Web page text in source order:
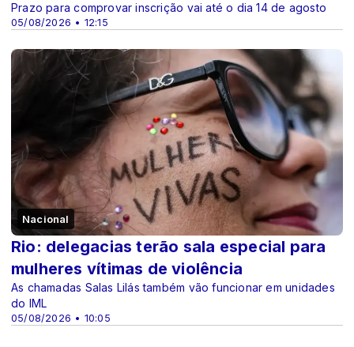
05/08/2026 • 12:15
Prazo para comprovar inscrição vai até o dia 14 de agosto
Nacional
05/08/2026 • 10:05
Rio: delegacias terão sala especial para
mulheres vítimas de violência
As chamadas Salas Lilás também vão funcionar em unidades
do IML